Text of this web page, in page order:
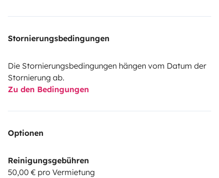
Stornierungsbedingungen
Die Stornierungsbedingungen hängen vom Datum der
Stornierung ab.
Zu den Bedingungen
Optionen
Reinigungsgebühren
50,00 € pro Vermietung